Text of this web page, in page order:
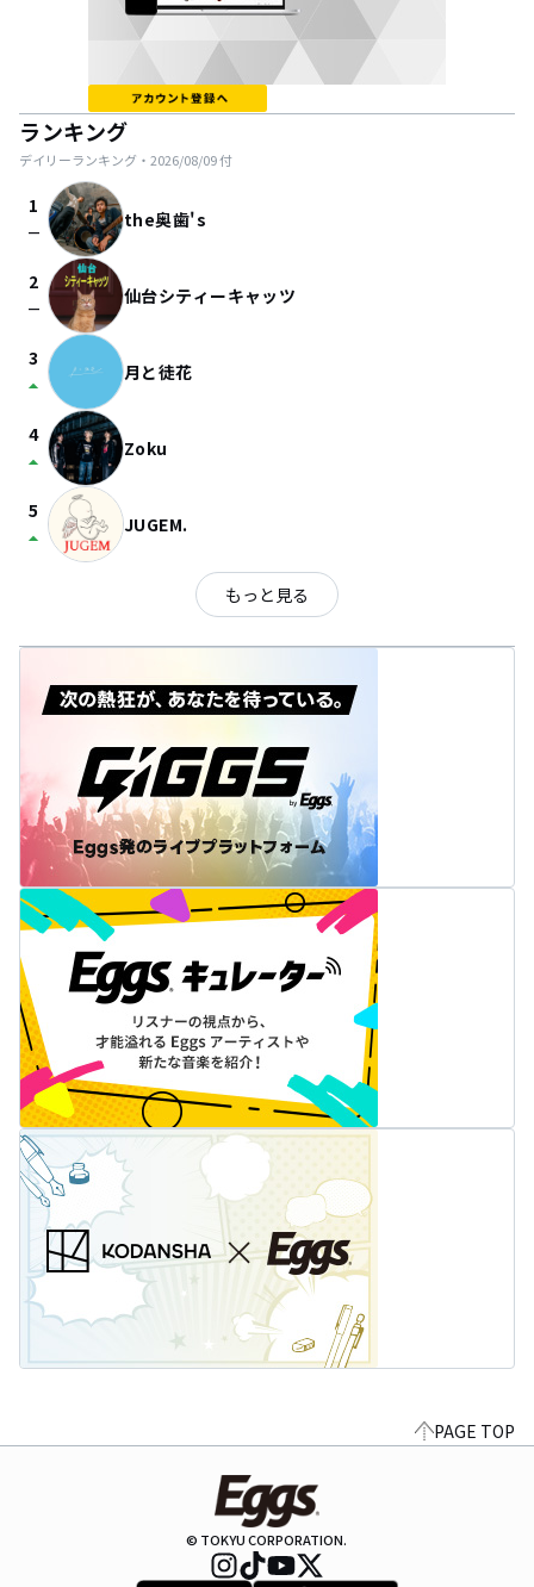
ランキング
デイリーランキング・ 2026/08/09付
1
check_indeterminate_small the奥歯's
2
check_indeterminate_small 仙台シティーキャッツ
3
arrow_drop_up 月と徒花
4
arrow_drop_up Zoku
5
arrow_drop_up JUGEM.
もっと見る
PAGE TOP
© TOKYU CORPORATION.